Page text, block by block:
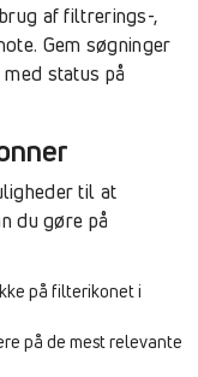
af filtrerings-,
Gem søgninger
status på
til at
du gøre på
på filterikonet i
på de mest relevante